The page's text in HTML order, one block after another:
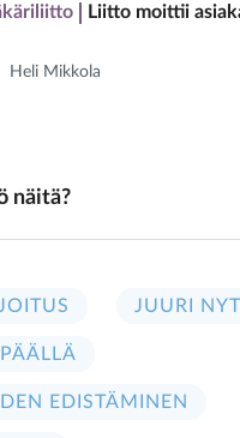
Liitto moittii
Heli Mikkola
näitä?
JUURI NYT
EDISTÄMINEN